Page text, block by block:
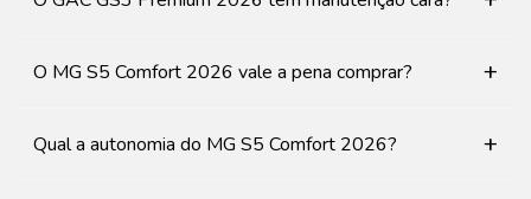
O MG S5 Comfort 2026 vale a pena comprar? +
Qual a autonomia do MG S5 Comfort 2026? +